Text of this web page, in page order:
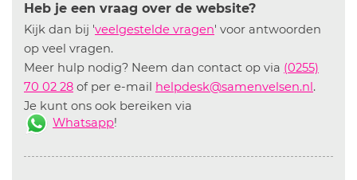
Heb je een vraag over de website?
Kijk dan bij 'veelgestelde vragen' voor antwoorden
op veel vragen.
Meer hulp nodig? Neem dan contact op via (0255)
70 02 28 of per e-mail helpdesk@samenvelsen.nl.
Je kunt ons ook bereiken via
Whatsapp!